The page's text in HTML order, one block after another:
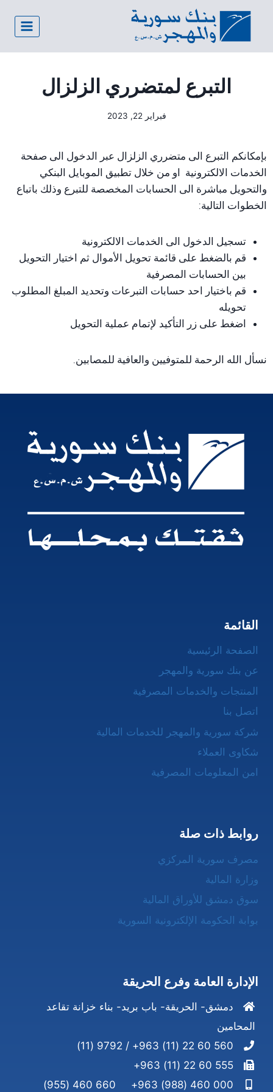
التبرع لمتضرري الزلزال
فبراير 22, 2023
بإمكانكم التبرع الى متضرري الزلزال عبر الدخول الى صفحة
الخدمات الالكترونية او من خلال تطبيق الموبايل البنكي
والتحويل مباشرة الى الحسابات المخصصة للتبرع وذلك باتباع
الخطوات التالية:
تسجيل الدخول الى الخدمات الالكترونية
قم بالضغط على قائمة تحويل الأموال ثم اختيار التحويل
بين الحسابات المصرفية
قم باختيار احد حسابات التبرعات وتحديد المبلغ المطلوب
تحويله
اضغط على زر التأكيد لإتمام عملية التحويل
نسأل الله الرحمة للمتوفيين والعافية للمصابين.
القائمة
الصفحة الرئيسية
عن بنك سورية والمهجر
المنتجات والخدمات المصرفية
اتصل بنا
شركة سورية والمهجر للخدمات المالية
شكاوى العملاء
امن المعلومات المصرفية
روابط ذات صلة
مصرف سورية المركزي
وزارة المالية
سوق دمشق للأوراق المالية
بوابة الحكومة الإلكترونية السورية
الإدارة العامة وفرع الحريقة
دمشق- الحريقة- باب بريد- بناء خزانة تقاعد
المحامين
560 60 22 (11) 963+ / 9792 (11)
555 60 22 (11) 963+
000 460 (988) 963+
660 460 (955)